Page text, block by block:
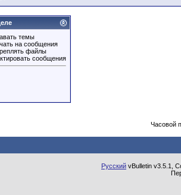
темы
на сообщения
файлы
сообщения
Часовой
Русский vBulletin v3.5.1,